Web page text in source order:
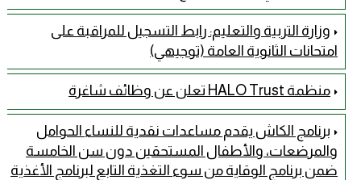
وزارة التربية والتعليم: رابط التسجيل للمراقبة على
امتحانات الثانوية العامة (توجيهي)
منظمة HALO Trust تعلن عن وظائف شاغرة
برنامج الكاش يقدم مساعدات نقدية للنساء الحوامل
والمرضعات، والأطفال المستحقين دون سن الخامسة
ضمن برنامج الوقاية من سوء التغذية التابع لبرنامج الأغذية